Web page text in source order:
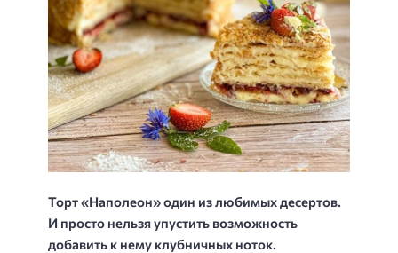
Торт «Наполеон» один из любимых десертов.
И просто нельзя упустить возможность
добавить к нему клубничных ноток.